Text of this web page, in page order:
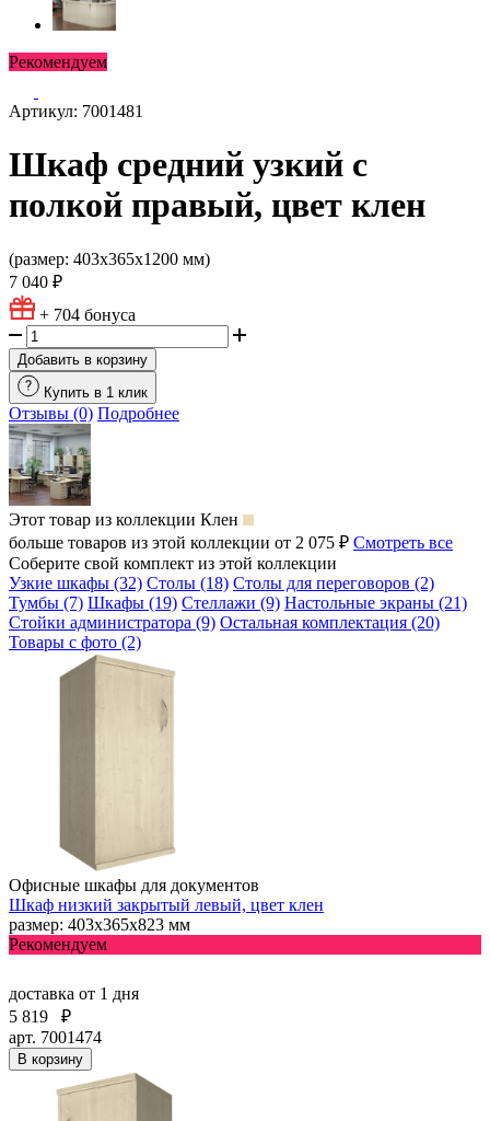
Рекомендуем
Артикул: 7001481
Шкаф средний узкий с
полкой правый, цвет клен
(размер: 403х365х1200 мм)
7 040 ₽
+ 704 бонуса
Добавить в корзину
Купить в 1 клик
Отзывы (0) Подробнее
Этот товар из коллекции Клен
больше товаров из этой коллекции от 2 075 ₽ Смотреть все
Соберите свой комплект из этой коллекции
Узкие шкафы (32) Столы (18) Столы для переговоров (2)
Тумбы (7) Шкафы (19) Стеллажи (9) Настольные экраны (21)
Стойки администратора (9) Остальная комплектация (20)
Товары с фото (2)
Офисные шкафы для документов
Шкаф низкий закрытый левый, цвет клен
размер: 403х365х823 мм
Рекомендуем
доставка от 1 дня
5 819
₽
арт. 7001474
В корзину